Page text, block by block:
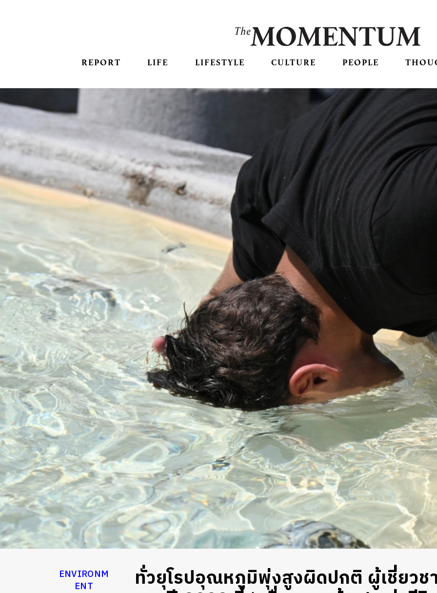
REPORT LIFE LIFESTYLE CULTURE PEOPLE
ENVIRONM
ENT
ทั่วยุโรปอุณหภูมิพุ่งสูงผิดปกติ ผู้เชี่ยว